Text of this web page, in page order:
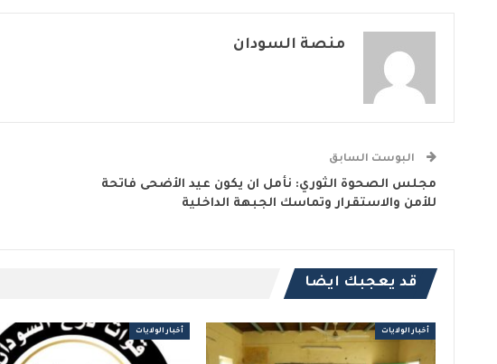
منصة السودان
البوست السابق
مجلس الصحوة الثوري: نأمل ان يكون عيد الأضحى فاتحة
للأمن والاستقرار وتماسك الجبهة الداخلية
قد يعجبك ايضا
أخبار الولايات أخبار الولايات